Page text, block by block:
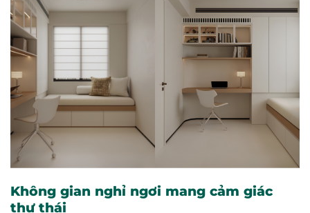
Không gian nghỉ ngơi mang cảm giác
thư thái